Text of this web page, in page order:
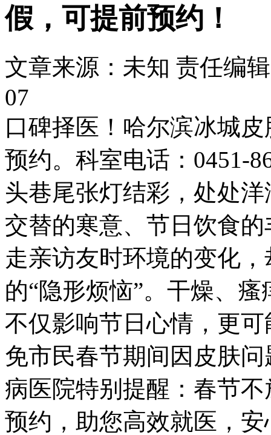
假，可提前预约！
文章来源：未知 责任编
07
口碑择医！哈尔滨冰城
预约。科室电话：0451-
头巷尾张灯结彩，处处
交替的寒意、节日饮食
走亲访友时环境的变化
的“隐形烦恼”。干燥、
不仅影响节日心情，更
免市民春节期间因皮肤
病医院特别提醒：春节
预约，助您高效就医，